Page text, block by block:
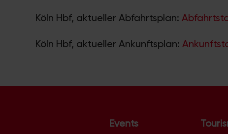
Köln Hbf, aktueller Abfahrtsplan:
Köln Hbf, aktueller Ankunftsplan:
Events